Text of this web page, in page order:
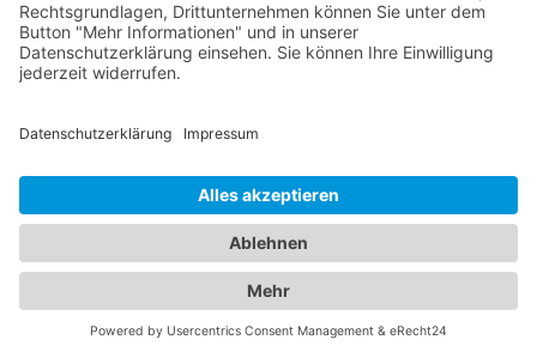
wichtig, diese Informationen weiterzugeben.
Besondere Anforderungen: Wenn es spezielle
Standort, sollten Sie diese dem Abschleppdienst
mitteilen. Zielort: Geben Sie an, wohin das Fahrzeug
transportiert werden soll, sei es eine Werkstatt, ein
Lagerplatz oder ein anderer Bestimmungsort. Je
präziser und umfassender Sie diese Informationen
bereitstellen, desto effizienter kann der
Abschleppdienst den Transport Ihres Fahrzeugs